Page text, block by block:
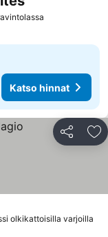
Katso hinnat
Katso hinnat
Jaa
olkikattoisilla varjoilla